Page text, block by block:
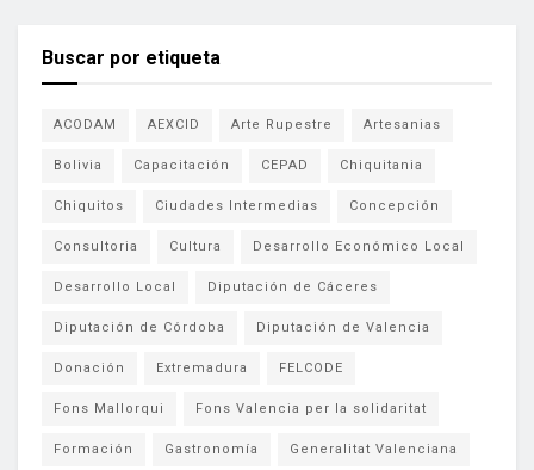
Buscar por etiqueta
ACODAM AEXCID Arte Rupestre Artesanias
Bolivia Capacitación CEPAD Chiquitania
Chiquitos Ciudades Intermedias Concepción
Consultoria Cultura Desarrollo Económico Local
Desarrollo Local Diputación de Cáceres
Diputación de Córdoba Diputación de Valencia
Donación Extremadura FELCODE
Fons Mallorqui Fons Valencia per la solidaritat
Formación Gastronomía Generalitat Valenciana